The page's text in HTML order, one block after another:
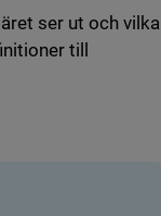
ser ut och vilka
till